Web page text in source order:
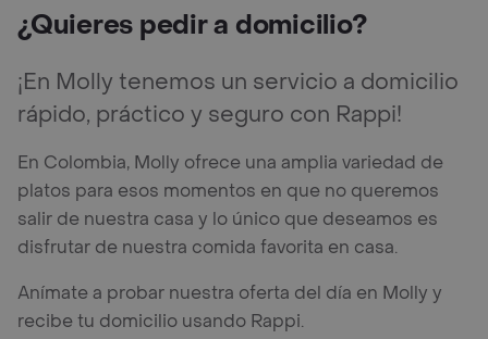
¿Quieres pedir a domicilio?
¡En Molly tenemos un servicio a domicilio
rápido, práctico y seguro con Rappi!
En Colombia, Molly ofrece una amplia variedad de
platos para esos momentos en que no queremos
salir de nuestra casa y lo único que deseamos es
disfrutar de nuestra comida favorita en casa.
Anímate a probar nuestra oferta del día en Molly y
recibe tu domicilio usando Rappi.